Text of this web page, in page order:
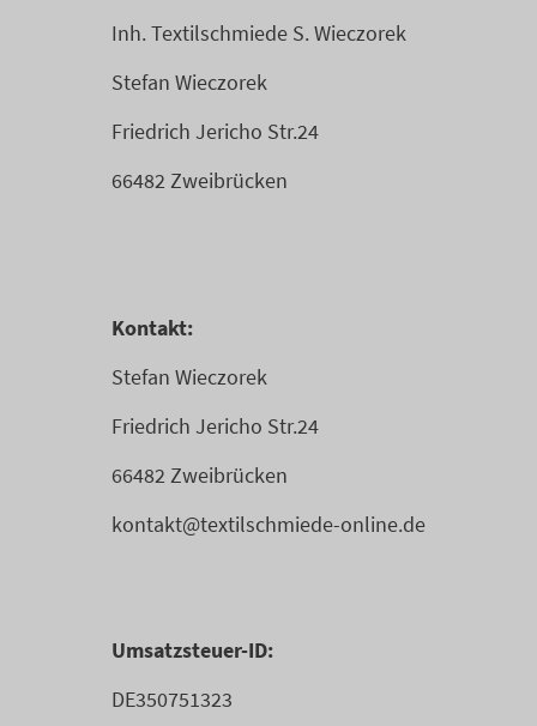
Inh. Textilschmiede S. Wieczorek
Stefan Wieczorek
Friedrich Jericho Str.24
66482 Zweibrücken
Kontakt:
Stefan Wieczorek
Friedrich Jericho Str.24
66482 Zweibrücken
kontakt@textilschmiede-online.de
Umsatzsteuer-ID:
DE350751323